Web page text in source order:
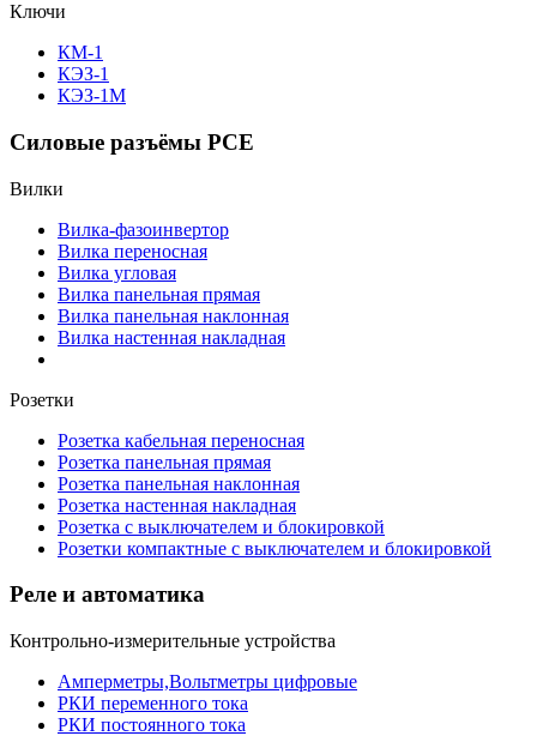
Ключи
КМ-1
КЭЗ-1
КЭЗ-1М
Силовые разъёмы PCE
Вилки
Вилка-фазоинвертор
Вилка переносная
Вилка угловая
Вилка панельная прямая
Вилка панельная наклонная
Вилка настенная накладная
Розетки
Розетка кабельная переносная
Розетка панельная прямая
Розетка панельная наклонная
Розетка настенная накладная
Розетка с выключателем и блокировкой
Розетки компактные с выключателем и блокировкой
Реле и автоматика
Контрольно-измерительные устройства
Амперметры,Вольтметры цифровые
РКИ переменного тока
РКИ постоянного тока